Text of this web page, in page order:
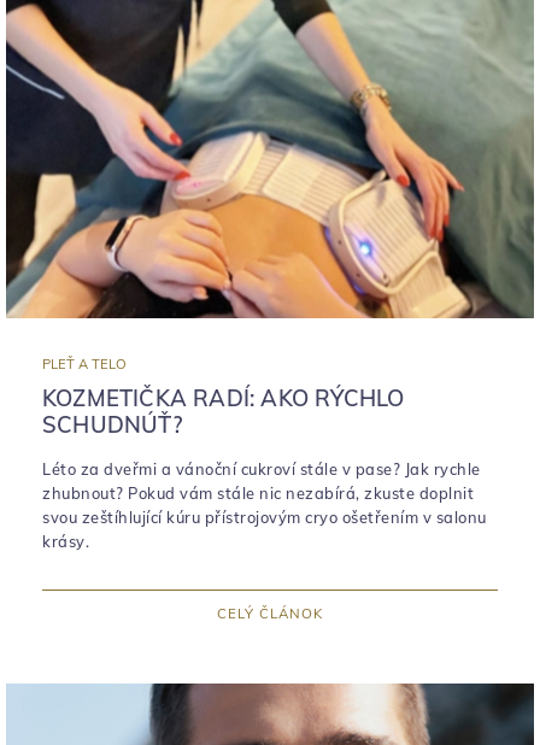
PLEŤ A TELO
KOZMETIČKA RADÍ: AKO RÝCHLO
SCHUDNÚŤ?
Léto za dveřmi a vánoční cukroví stále v pase? Jak rychle
zhubnout? Pokud vám stále nic nezabírá, zkuste doplnit
svou zeštíhlující kúru přístrojovým cryo ošetřením v salonu
krásy.
CELÝ ČLÁNOK